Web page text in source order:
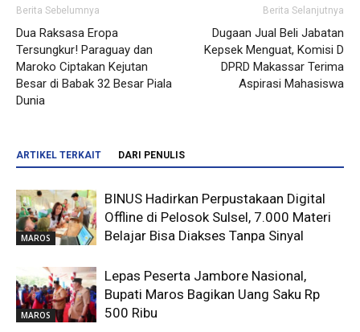
Berita Sebelumnya
Dua Raksasa Eropa
Tersungkur! Paraguay dan
Maroko Ciptakan Kejutan
Besar di Babak 32 Besar Piala
Dunia
Berita Selanjutnya
Dugaan Jual Beli Jabatan
Kepsek Menguat, Komisi D
DPRD Makassar Terima
Aspirasi Mahasiswa
ARTIKEL TERKAIT DARI PENULIS
MAROS
BINUS Hadirkan Perpustakaan Digital
Offline di Pelosok Sulsel, 7.000 Materi
Belajar Bisa Diakses Tanpa Sinyal
MAROS
Lepas Peserta Jambore Nasional,
Bupati Maros Bagikan Uang Saku Rp
500 Ribu